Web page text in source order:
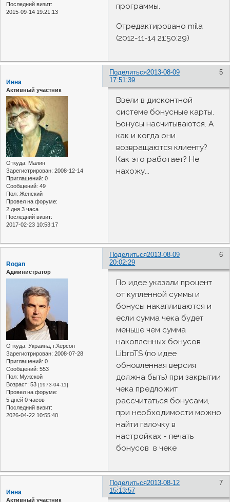
Последний визит:
2015-09-14 19:21:13
программы.
Отредактировано mila
(2012-11-14 21:50:29)
Поделиться 5
2013-08-09
17:51:39
Инна
Активный участник
Откуда: Малин
Зарегистрирован: 2008-12-14
Приглашений: 0
Сообщений: 49
Пол: Женский
Провел на форуме:
2 дня 3 часа
Последний визит:
2017-02-23 10:53:17
Ввели в дисконтной
системе бонусные карты.
Бонусы насчитываются. А
как и когда они
возвращаются клиенту?
Как это работает? Не
нахожу...
Поделиться 6
2013-08-09
20:02:29
Rogan
Администратор
Откуда: Украина, г.Херсон
Зарегистрирован: 2008-07-28
Приглашений: 0
Сообщений: 553
Пол: Мужской
Возраст: 53 [1973-04-11]
Провел на форуме:
5 дней 0 часов
Последний визит:
2026-04-22 10:55:40
По идее указали процент
от купленной суммы и
бонусы накапливаются и
если сумма чека будет
меньше чем сумма
накопленных бонусов
LibroTS (по идее
обновленная версия
должна быть) при закрытии
чека предложит
рассчитаться бонусами,
при необходимости можно
найти галочку в
настройках - печать
бонусов в чеке
Поделиться 7
2013-08-12
15:13:57
Инна
Активный участник